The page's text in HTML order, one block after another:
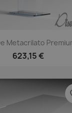
Metacrilato
623,15 €